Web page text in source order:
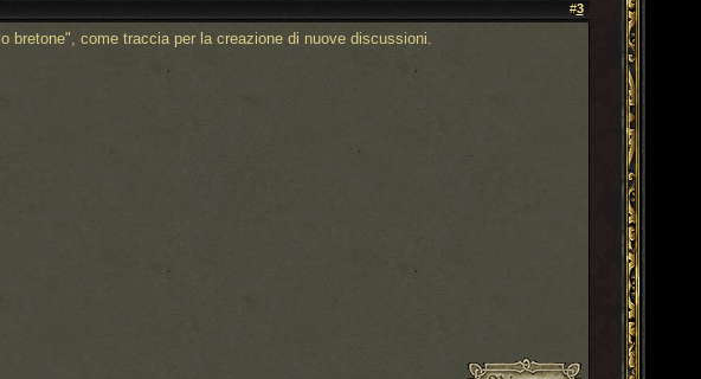
#3
bretone", come traccia per la creazione di nuove discussioni.